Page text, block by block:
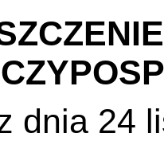
dnia 24